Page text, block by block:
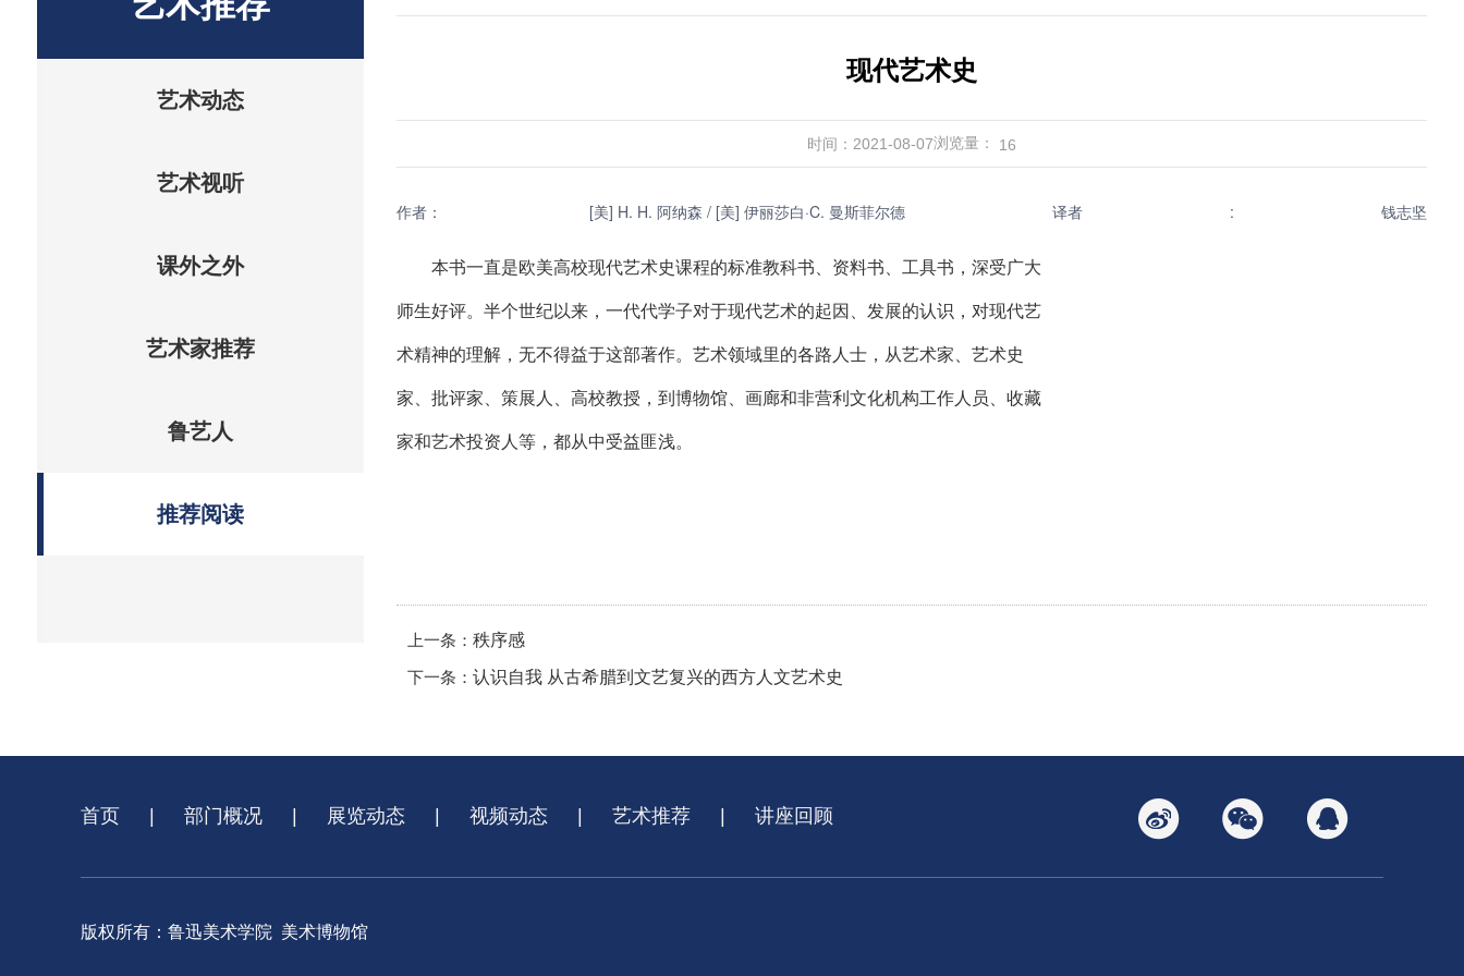
艺术动态
艺术视听
课外之外
艺术家推荐
鲁艺人
推荐阅读
现代艺术史
时间：2021-08-07浏览量： 16
作者： [美] H. H. 阿纳森 / [美] 伊丽莎白·C. 曼斯菲尔德 译者 : 钱志坚
本书一直是欧美高校现代艺术史课程的标准教科书、资料书、工具书，深受广大
师生好评。半个世纪以来，一代代学子对于现代艺术的起因、发展的认识，对现代艺
术精神的理解，无不得益于这部著作。艺术领域里的各路人士，从艺术家、艺术史
家、批评家、策展人、高校教授，到博物馆、画廊和非营利文化机构工作人员、收藏
家和艺术投资人等，都从中受益匪浅。
上一条： 秩序感
下一条： 认识自我 从古希腊到文艺复兴的西方人文艺术史
首页 | 部门概况 | 展览动态 | 视频动态 | 艺术推荐 | 讲座回顾
版权所有：鲁迅美术学院 美术博物馆